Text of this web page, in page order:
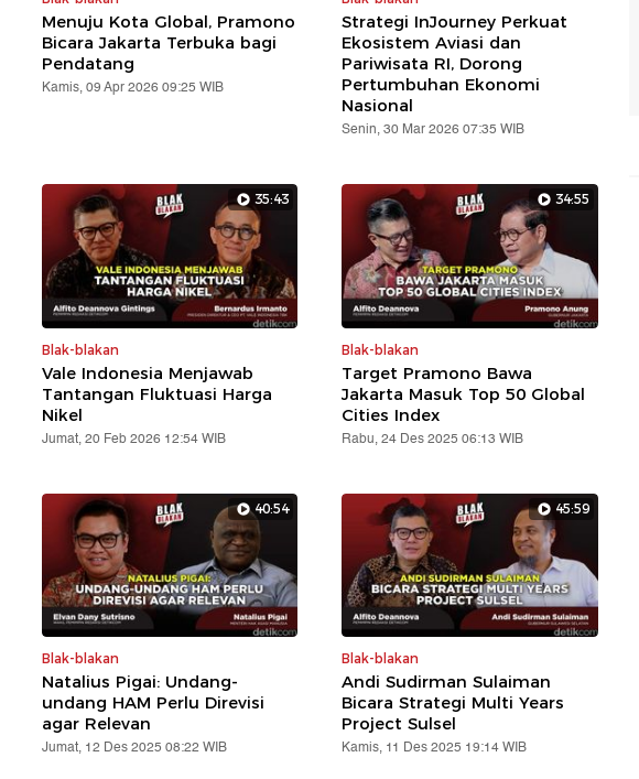
Menuju Kota Global, Pramono
Bicara Jakarta Terbuka bagi
Pendatang
Kamis, 09 Apr 2026 09:25 WIB
Strategi InJourney Perkuat
Ekosistem Aviasi dan
Pariwisata RI, Dorong
Pertumbuhan Ekonomi
Nasional
Senin, 30 Mar 2026 07:35 WIB
35:43
Blak-blakan
Vale Indonesia Menjawab
Tantangan Fluktuasi Harga
Nikel
Jumat, 20 Feb 2026 12:54 WIB
34:55
Blak-blakan
Target Pramono Bawa
Jakarta Masuk Top 50 Global
Cities Index
Rabu, 24 Des 2025 06:13 WIB
40:54
Blak-blakan
Natalius Pigai: Undang-
undang HAM Perlu Direvisi
agar Relevan
Jumat, 12 Des 2025 08:22 WIB
45:59
Blak-blakan
Andi Sudirman Sulaiman
Bicara Strategi Multi Years
Project Sulsel
Kamis, 11 Des 2025 19:14 WIB